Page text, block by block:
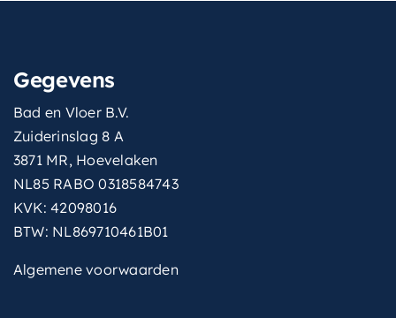
Gegevens
Bad en Vloer B.V.
Zuiderinslag 8 A
3871 MR, Hoevelaken
NL85 RABO 0318584743
KVK: 42098016
BTW: NL869710461B01
Algemene voorwaarden